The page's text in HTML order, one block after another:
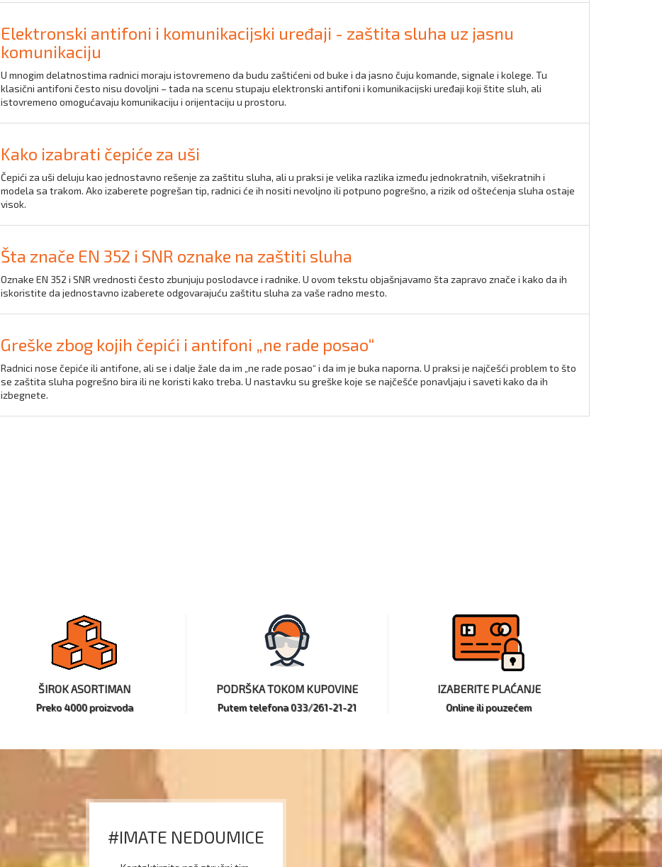
Elektronski antifoni i komunikacijski uređaji - zaštita sluha uz jasnu
komunikaciju
U mnogim delatnostima radnici moraju istovremeno da budu zaštićeni od buke i da jasno čuju komande, signale i kolege. Tu
klasični antifoni često nisu dovoljni – tada na scenu stupaju elektronski antifoni i komunikacijski uređaji koji štite sluh, ali
istovremeno omogućavaju komunikaciju i orijentaciju u prostoru.
Kako izabrati čepiće za uši
Čepići za uši deluju kao jednostavno rešenje za zaštitu sluha, ali u praksi je velika razlika između jednokratnih, višekratnih i
modela sa trakom. Ako izaberete pogrešan tip, radnici će ih nositi nevoljno ili potpuno pogrešno, a rizik od oštećenja sluha ostaje
visok.
Šta znače EN 352 i SNR oznake na zaštiti sluha
Oznake EN 352 i SNR vrednosti često zbunjuju poslodavce i radnike. U ovom tekstu objašnjavamo šta zapravo znače i kako da ih
iskoristite da jednostavno izaberete odgovarajuću zaštitu sluha za vaše radno mesto.
Greške zbog kojih čepići i antifoni „ne rade posao“
Radnici nose čepiće ili antifone, ali se i dalje žale da im „ne rade posao“ i da im je buka naporna. U praksi je najčešći problem to što
se zaštita sluha pogrešno bira ili ne koristi kako treba. U nastavku su greške koje se najčešće ponavljaju i saveti kako da ih
izbegnete.
ŠIROK ASORTIMAN
Preko 4000 proizvoda
PODRŠKA TOKOM KUPOVINE
Putem telefona 033/261-21-21
IZABERITE PLAĆANJE
Online ili pouzećem
#IMATE NEDOUMICE